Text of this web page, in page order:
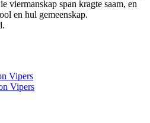
viermanskap span kragte saam, en
en hul gemeenskap.